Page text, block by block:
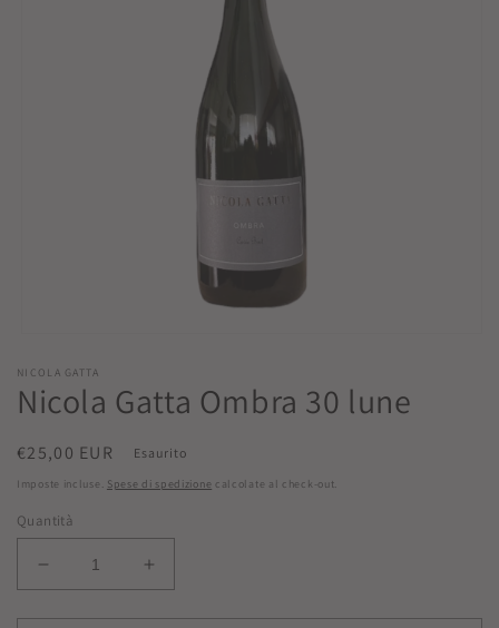
multimediali
1
in
NICOLA GATTA
Nicola Gatta Ombra 30 lune
Prezzo
di
€25,00 EUR Esaurito
Imposte incluse. Spese di spedizione calcolate al check-out.
Quantità
Diminuisci
quantità
per
Aumenta
quantità
per